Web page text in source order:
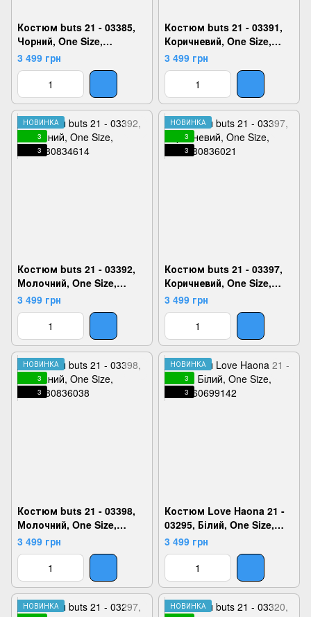
Костюм buts 21 - 03385,
Чорний, One Size,
2924180808042
3 499 грн
Костюм buts 21 - 03391,
Коричневий, One Size,
2924180834607
3 499 грн
НОВИНКА
3
3
Костюм buts 21 - 03392,
Молочний, One Size,
2924180834614
3 499 грн
НОВИНКА
3
3
Костюм buts 21 - 03397,
Коричневий, One Size,
2924180836021
3 499 грн
НОВИНКА
3
3
Костюм buts 21 - 03398,
Молочний, One Size,
2924180836038
3 499 грн
НОВИНКА
3
3
Костюм Love Haona 21 -
03295, Білий, One Size,
2999860699142
3 499 грн
НОВИНКА
НОВИНКА